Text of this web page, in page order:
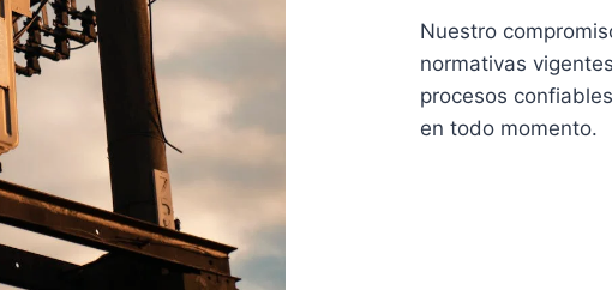
Nuestro
normativas
procesos
en todo momento.